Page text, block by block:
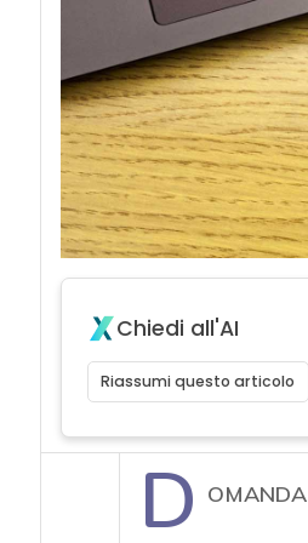
Chiedi all'AI
Riassumi questo articolo
D OMANDA